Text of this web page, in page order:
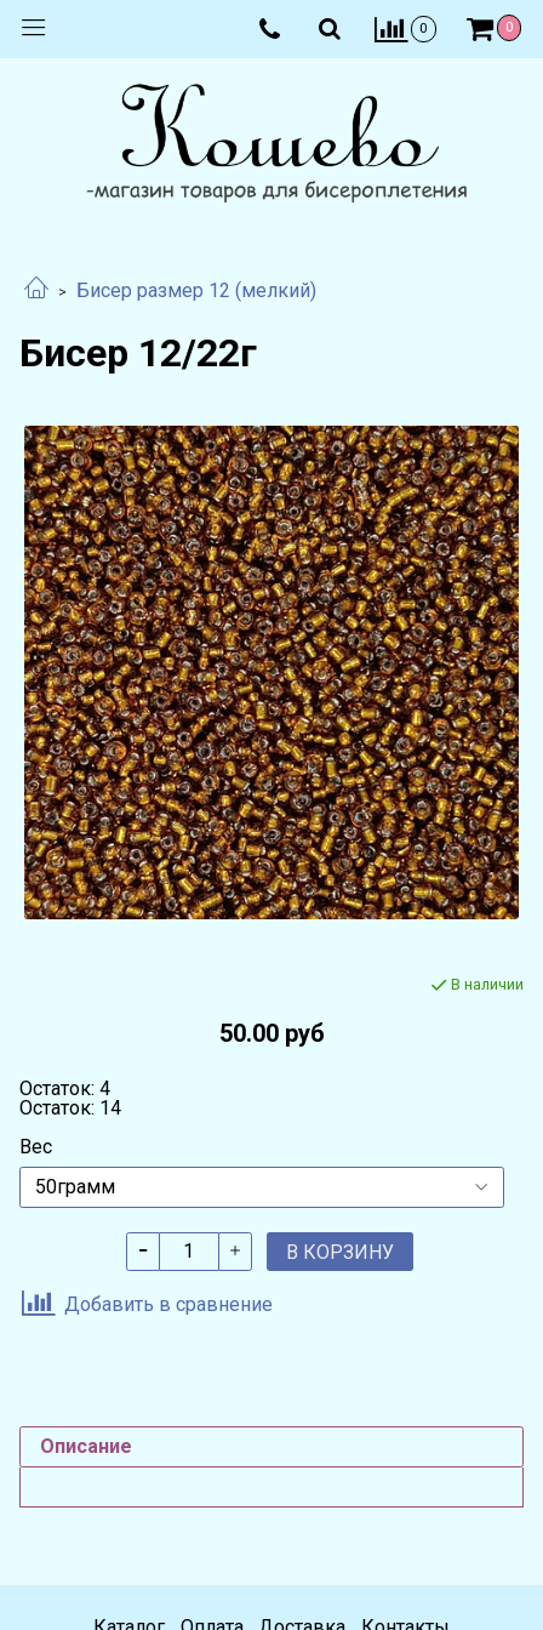
0 0
Бисер размер 12 (мелкий)
Бисер 12/22г
В наличии
50.00 руб
Остаток: 4
Остаток: 14
Вес
В КОРЗИНУ
Добавить в сравнение
Описание